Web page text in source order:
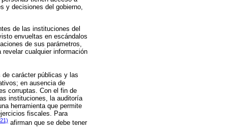
y decisiones del gobierno,
de las instituciones del
envueltas en escándalos
de sus parámetros,
cualquier información
carácter públicas y las
en ausencia de
corruptas. Con el fin de
instituciones, la auditoría
herramienta que permite
fiscales. Para
afirman que se debe tener